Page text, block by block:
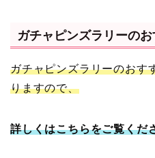
ガチャピンズラリーの
ガチャピンズラリーのおす
りますので、
詳しくはこちらをご覧くだ